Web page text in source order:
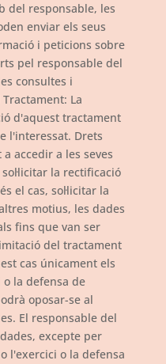
del responsable, les
enviar els seus
i peticions sobre
pel responsable del
consultes i
Tractament: La
d'aquest tractament
l'interessat. Drets
accedir a les seves
la rectificació
el cas, sol·licitar la
motius, les dades
fins que van ser
del tractament
cas únicament els
la defensa de
oposar-se al
El responsable del
excepte per
l'exercici o la defensa